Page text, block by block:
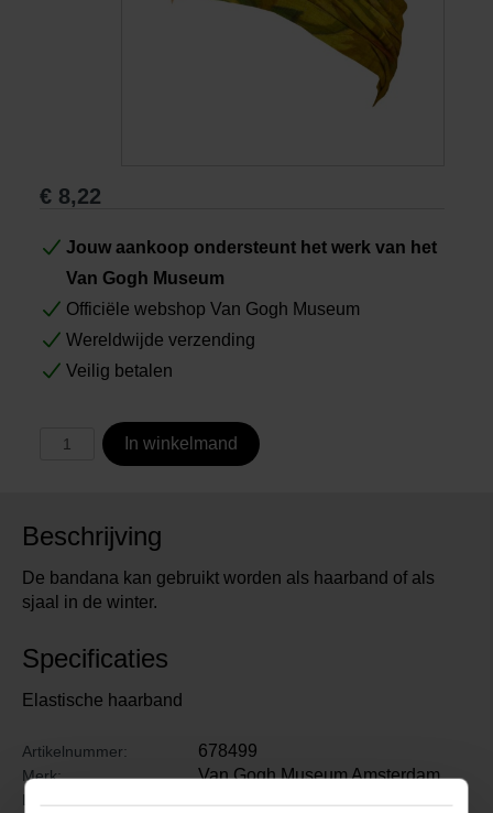
€ 8,22
Jouw aankoop ondersteunt het werk van het
Van Gogh Museum
Officiële webshop Van Gogh Museum
Wereldwijde verzending
Veilig betalen
In winkelmand
Beschrijving
De bandana kan gebruikt worden als haarband of als
sjaal in de winter.
Specificaties
Elastische haarband
Artikelnummer: 678499
Merk: Van Gogh Museum Amsterdam
Lengte: